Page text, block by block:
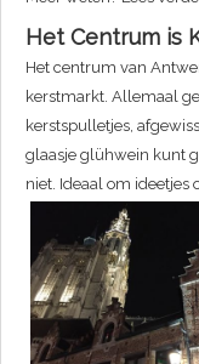
Het Centrum is
Het centrum van
kerstmarkt. Allemaal
kerstspulletjes,
glaasje glühwein kunt
niet. Ideaal om ideetjes